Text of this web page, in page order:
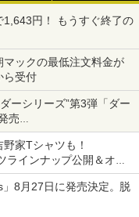
1,643円！ もうすぐ終了の
版」が67%オフで990円
ックの最低注文料金が
ら受付
ーシリーズ”第3弾「ダー
売
た超大型チーズバーガー
家Tシャツも！
ラインナップ公開＆オン
」8月27日に発売決定。脱